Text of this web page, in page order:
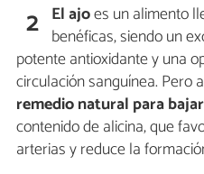
2 El ajoes un alimento
benéficas, siendo un
potente antioxidante y una
circulación sanguínea. Pero
remedio natural para
contenido de alicina, que
arterias y reduce la